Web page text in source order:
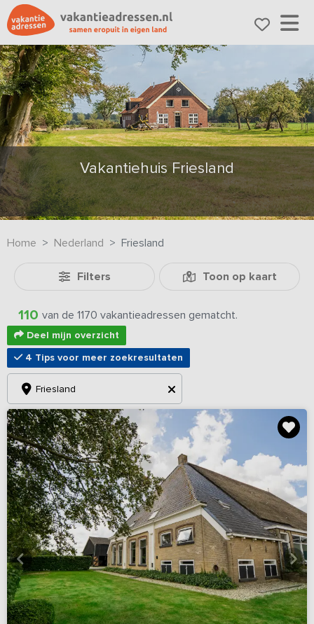
Vakantiehuis Friesland
Home Nederland Friesland
Filters Toon op kaart
110 van de 1170 vakantieadressen gematcht.
Deel mijn overzicht
4 Tips voor meer zoekresultaten
Friesland